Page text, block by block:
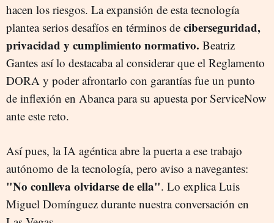
hacen los riesgos. La expansión de esta tecnología
plantea serios desafíos en términos de ciberseguridad,
privacidad y cumplimiento normativo. Beatriz
Gantes así lo destacaba al considerar que el Reglamento
DORA y poder afrontarlo con garantías fue un punto
de inflexión en Abanca para su apuesta por ServiceNow
ante este reto.
Así pues, la IA agéntica abre la puerta a ese trabajo
autónomo de la tecnología, pero aviso a navegantes:
"No conlleva olvidarse de ella". Lo explica Luis
Miguel Domínguez durante nuestra conversación en